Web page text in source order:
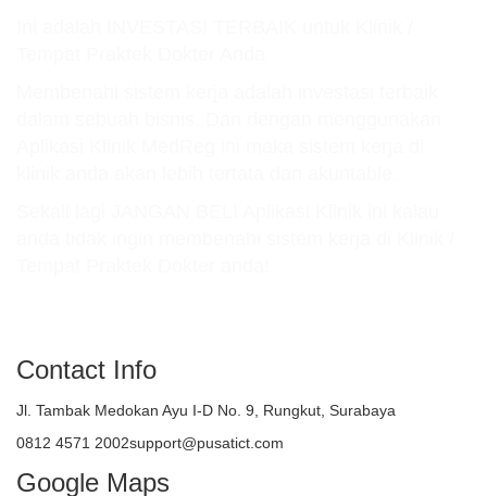
Contact Info
Jl. Tambak Medokan Ayu I-D No. 9, Rungkut, Surabaya
0812 4571 2002support@pusatict.com
Google Maps